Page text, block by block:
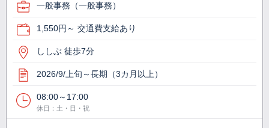
一般事務（一般事務）
1,550円～ 交通費支給あり
ししぶ 徒歩7分
2026/9/上旬～長期（3カ月以上）
08:00～17:00
休日：土・日・祝